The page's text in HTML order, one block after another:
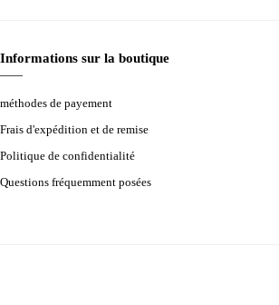
Informations sur la boutique
méthodes de payement
Frais d'expédition et de remise
Politique de confidentialité
Questions fréquemment posées